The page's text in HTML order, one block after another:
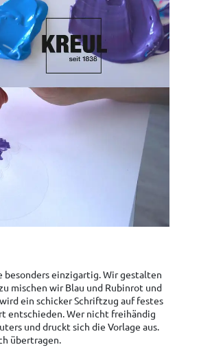
einzigartig. Wir gestalten
mischen wir Blau und Rubinrot und
ein schicker Schriftzug auf festes
entschieden. Wer nicht freihändig
und druckt sich die Vorlage aus.
übertragen.